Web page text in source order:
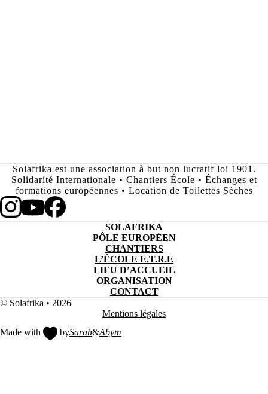
Solafrika est une association à but non lucratif loi 1901.
Solidarité Internationale • Chantiers École • Échanges et
formations européennes • Location de Toilettes Sèches
SOLAFRIKA
PÔLE EUROPÉEN
CHANTIERS
L’ÉCOLE E.T.R.E
LIEU D’ACCUEIL
ORGANISATION
CONTACT
© Solafrika • 2026
Mentions légales
Made with
bySarah&Abym